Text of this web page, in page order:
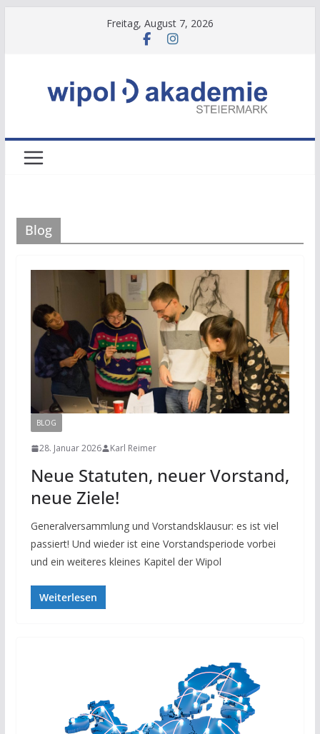
Freitag, August 7, 2026
Blog
BLOG
28. Januar 2026 Karl Reimer
Neue Statuten, neuer Vorstand,
neue Ziele!
Generalversammlung und Vorstandsklausur: es ist viel
passiert! Und wieder ist eine Vorstandsperiode vorbei
und ein weiteres kleines Kapitel der Wipol
Weiterlesen